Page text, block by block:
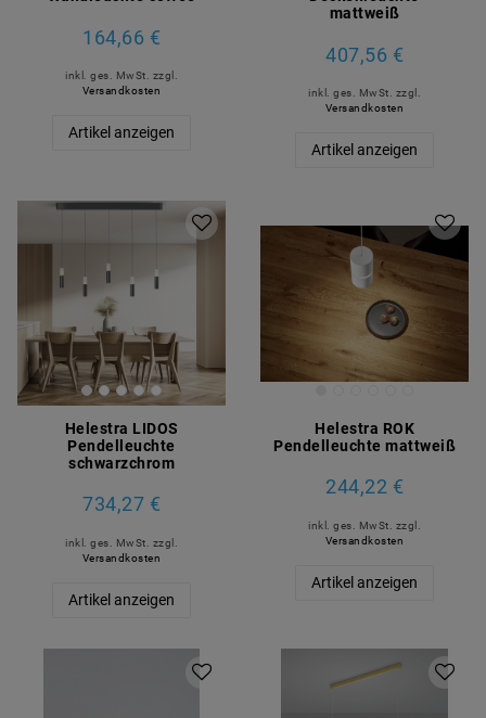
164,66 €
inkl. ges. MwSt. zzgl.
Versandkosten
Artikel anzeigen
mattweiß
407,56 €
inkl. ges. MwSt. zzgl.
Versandkosten
Artikel anzeigen
Helestra LIDOS
Pendelleuchte
schwarzchrom
734,27 €
inkl. ges. MwSt.
zzgl.
Versandkosten
Artikel anzeigen
Helestra ROK
Pendelleuchte mattweiß
244,22 €
inkl. ges. MwSt.
zzgl.
Versandkosten
Artikel anzeigen